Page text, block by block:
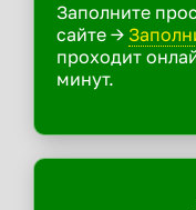
Заполните
сайте ->
проходит
минут.